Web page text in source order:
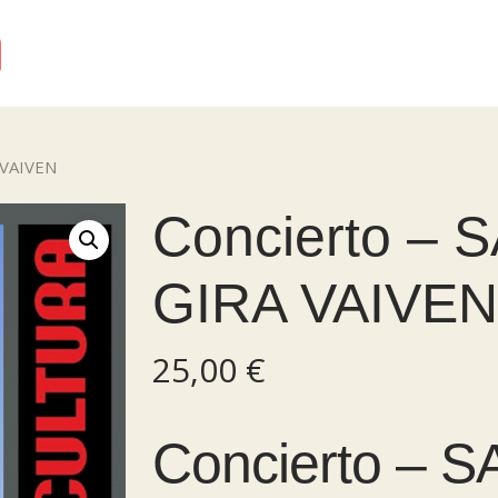
Concierto –
GIRA VAIVEN
25,00 €
Concierto –